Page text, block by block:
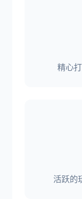
精心
活跃的